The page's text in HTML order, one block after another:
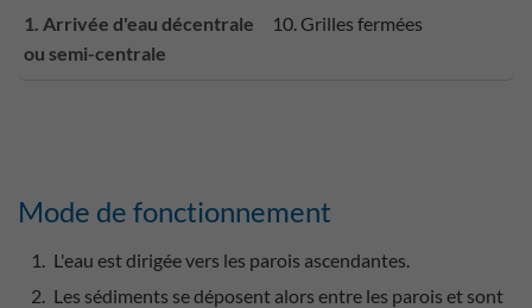
1. Arrivée d'eau décentrale
ou semi-centrale
10. Grilles fermées
Mode de fonctionnement
L'eau est dirigée vers les parois ascendantes.
Les sédiments se déposent alors entre les parois et sont